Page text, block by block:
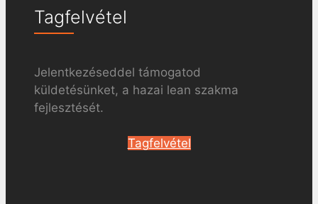
Tagfelvétel
Jelentkezéseddel támogatod
küldetésünket, a hazai lean szakma
fejlesztését.
Tagfelvétel